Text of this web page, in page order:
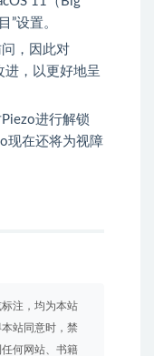
”设置。
，因此对
进，以更好地呈
进行解锁
现在还将为视障
注，均为本站
站同意时，禁
何网站、书籍